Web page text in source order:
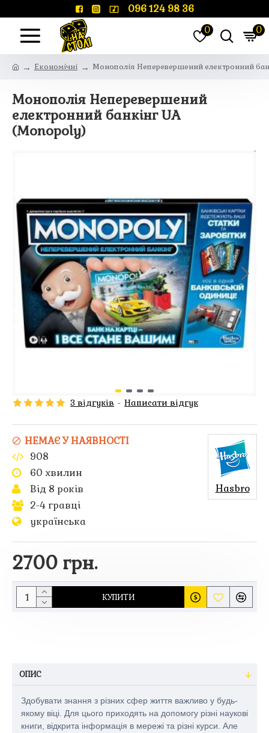
096 124 98 36
0 0
Економічні Монополія Неперевершений електронний
Монополія Неперевершений
електронний банкінг UA
(Monopoly)
3 відгуків - Написати відгук
2700 грн.
НЕМАЄ У НАЯВНОСТІ
908
60 хвилин
Від 8 років
2-4 гравці
українська
Hasbro
КУПИТИ
ОПИС
Здобувати знання з різних сфер життя важливо у будь-
якому віці. Для цього приходять на допомогу різні наукові
книги, відкрита інформація в мережі та різні курси. Але